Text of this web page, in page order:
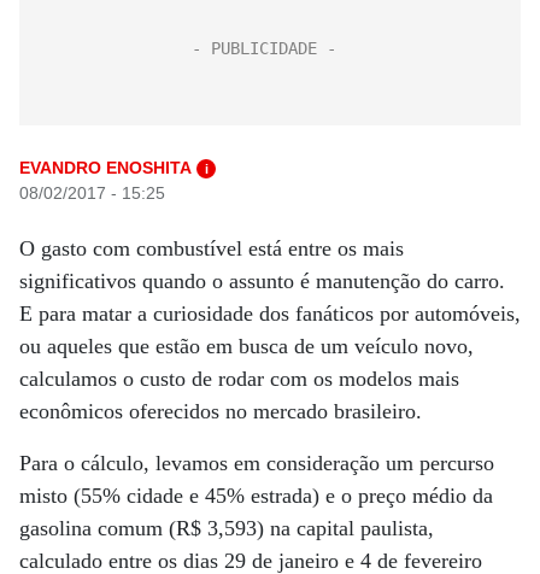
EVANDRO ENOSHITA i
08/02/2017 - 15:25
O gasto com combustível está entre os mais
significativos quando o assunto é manutenção do carro.
E para matar a curiosidade dos fanáticos por automóveis,
ou aqueles que estão em busca de um veículo novo,
calculamos o custo de rodar com os modelos mais
econômicos oferecidos no mercado brasileiro.
Para o cálculo, levamos em consideração um percurso
misto (55% cidade e 45% estrada) e o preço médio da
gasolina comum (R$ 3,593) na capital paulista,
calculado entre os dias 29 de janeiro e 4 de fevereiro